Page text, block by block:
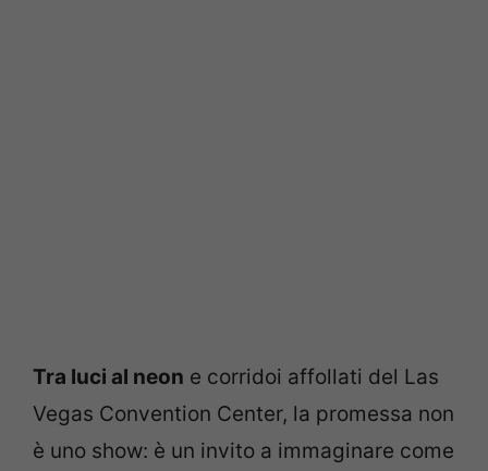
Tra luci al neon e corridoi affollati del Las
Vegas Convention Center, la promessa non
è uno show: è un invito a immaginare come